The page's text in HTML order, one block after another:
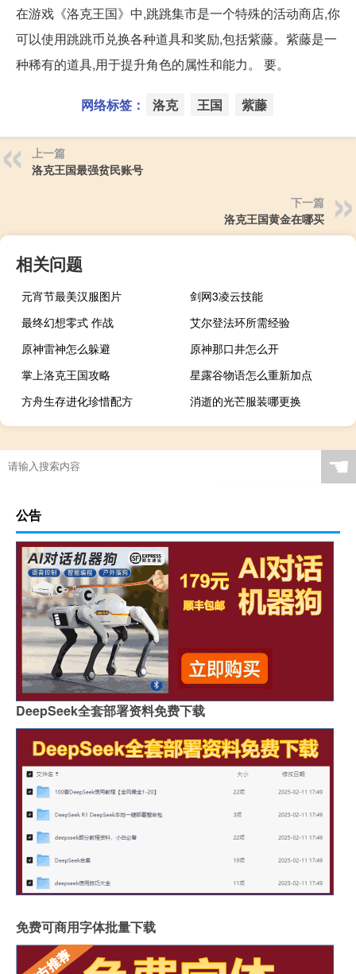
在游戏《洛克王国》中,跳跳集市是一个特殊的活动商店,你
可以使用跳跳币兑换各种道具和奖励,包括紫藤。紫藤是一
种稀有的道具,用于提升角色的属性和能力。 要。
网络标签： 洛克 王国 紫藤
上一篇
洛克王国最强贫民账号
下一篇
洛克王国黄金在哪买
相关问题
元宵节最美汉服图片
剑网3凌云技能
最终幻想零式 作战
艾尔登法环所需经验
原神雷神怎么躲避
原神那口井怎么开
掌上洛克王国攻略
星露谷物语怎么重新加点
方舟生存进化珍惜配方
消逝的光芒服装哪更换
☚
公告
DeepSeek全套部署资料免费下载
免费可商用字体批量下载